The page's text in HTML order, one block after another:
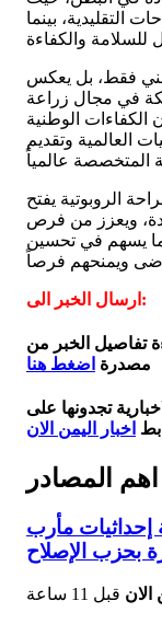
التقليدية، بينما
فقط، بل يعكس
في مجال زراعة
الكفاءات الوطنية
العالمية وتقديم
الروبوتية يفتح
ويعزز من فرص
يسهم في تحسين
ويمنحهم فرصاً
ارسال الخبر الى:
تفاصيل الخبر من
مصدرة اضغط هنا
تجدونها على
اخبار اليمن الان
المصادر
إحداثيات مأرب
بحزب الإصلاح
الان قبل 11 ساعة